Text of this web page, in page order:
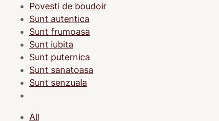
Povesti de boudoir
Sunt autentica
Sunt frumoasa
Sunt iubita
Sunt puternica
Sunt sanatoasa
Sunt senzuala
All